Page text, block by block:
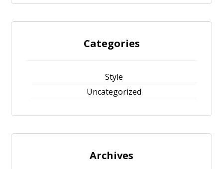
Categories
Style
Uncategorized
Archives